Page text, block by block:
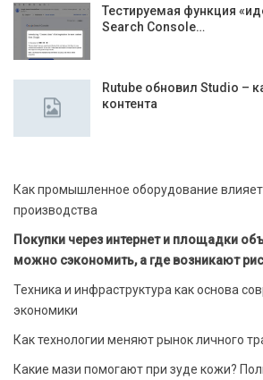
Тестируемая функция
Search Console…
Rutube обновил Studio –
контента
Как промышленное оборудование влияет
производства
Покупки через интернет и площадки
можно сэкономить, а где возникают
Техника и инфраструктура как основа
экономики
Как технологии меняют рынок личного
Какие мази помогают при зуде кожи?